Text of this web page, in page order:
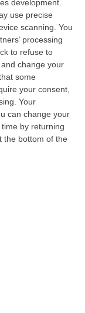
development.
use precise
scanning. You
processing
to refuse to
change your
some
your consent,
Your
can change your
by returning
the bottom of the
della
10.30 del
,
Italia,
del
Attive